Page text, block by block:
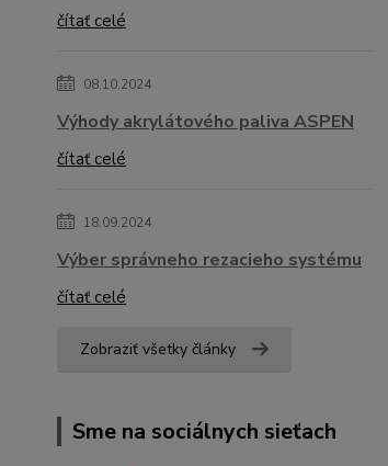
čítať celé
08.10.2024
Výhody akrylátového paliva ASPEN
čítať celé
18.09.2024
Výber správneho rezacieho systému
čítať celé
Zobraziť všetky články
Sme na sociálnych sieťach